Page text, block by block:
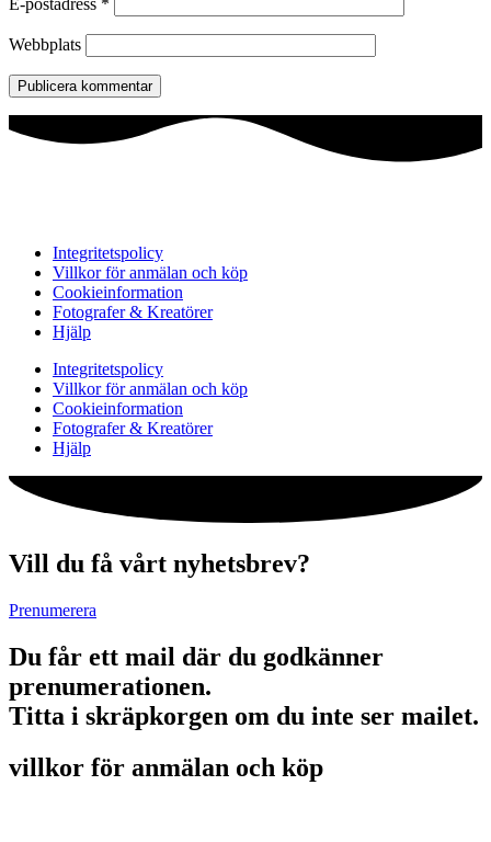
Webbplats
Integritetspolicy
Villkor för anmälan och köp
Cookieinformation
Fotografer & Kreatörer
Hjälp
Integritetspolicy
Villkor för anmälan och köp
Cookieinformation
Fotografer & Kreatörer
Hjälp
Vill du få vårt nyhetsbrev?
Prenumerera
Du får ett mail där du godkänner
prenumerationen.
Titta i skräpkorgen om du inte ser mailet.
villkor för anmälan och köp